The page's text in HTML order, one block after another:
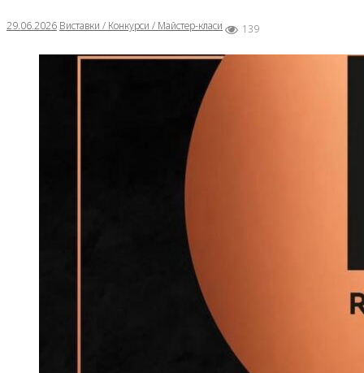
29.06.2026 Виставки / Конкурси / Майстер-класи 139